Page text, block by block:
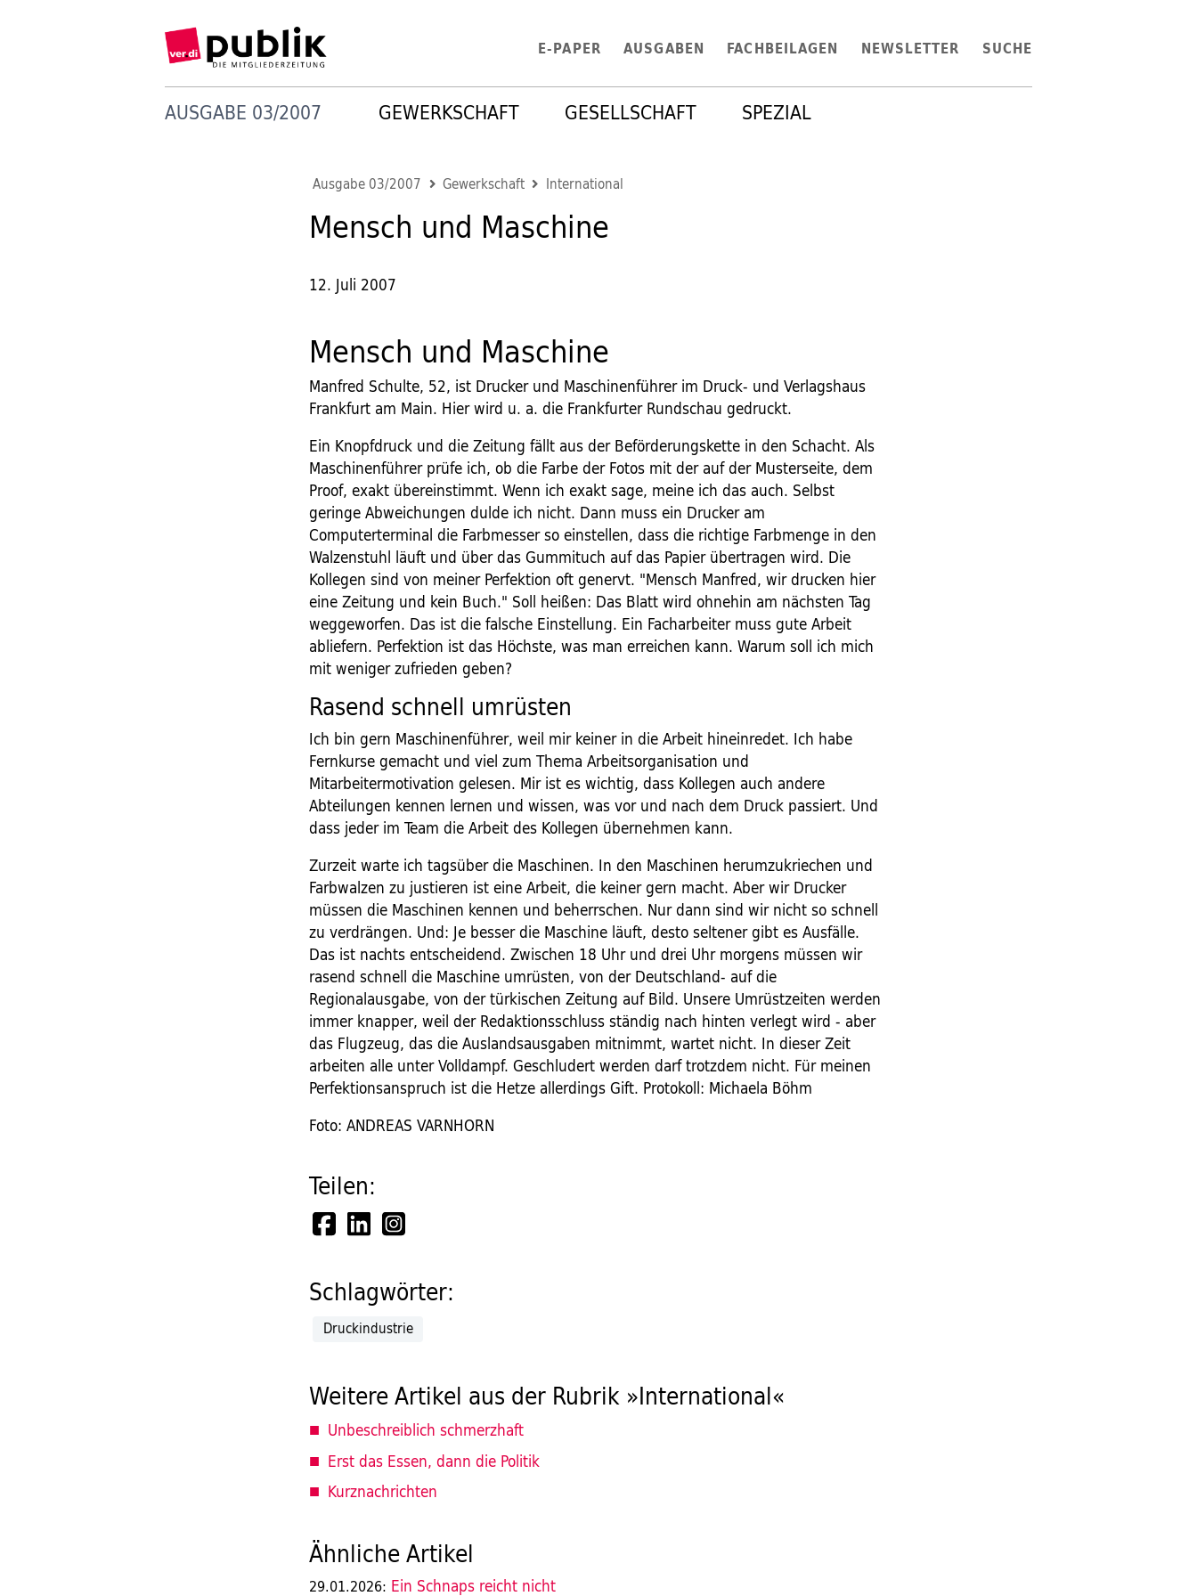
E-PAPER AUSGABEN FACHBEILAGEN NEWSLETTER SUCHE
AUSGABE 03/2007 GEWERKSCHAFT GESELLSCHAFT SPEZIAL
Ausgabe 03/2007 Gewerkschaft International
Mensch und Maschine
12. Juli 2007
Mensch und Maschine
Manfred Schulte, 52, ist Drucker und Maschinenführer im Druck- und Verlagshaus
Frankfurt am Main. Hier wird u. a. die Frankfurter Rundschau gedruckt.
Ein Knopfdruck und die Zeitung fällt aus der Beförderungskette in den Schacht. Als
Maschinenführer prüfe ich, ob die Farbe der Fotos mit der auf der Musterseite, dem
Proof, exakt übereinstimmt. Wenn ich exakt sage, meine ich das auch. Selbst
geringe Abweichungen dulde ich nicht. Dann muss ein Drucker am
Computerterminal die Farbmesser so einstellen, dass die richtige Farbmenge in den
Walzenstuhl läuft und über das Gummituch auf das Papier übertragen wird. Die
Kollegen sind von meiner Perfektion oft genervt. "Mensch Manfred, wir drucken hier
eine Zeitung und kein Buch." Soll heißen: Das Blatt wird ohnehin am nächsten Tag
weggeworfen. Das ist die falsche Einstellung. Ein Facharbeiter muss gute Arbeit
abliefern. Perfektion ist das Höchste, was man erreichen kann. Warum soll ich mich
mit weniger zufrieden geben?
Rasend schnell umrüsten
Ich bin gern Maschinenführer, weil mir keiner in die Arbeit hineinredet. Ich habe
Fernkurse gemacht und viel zum Thema Arbeitsorganisation und
Mitarbeitermotivation gelesen. Mir ist es wichtig, dass Kollegen auch andere
Abteilungen kennen lernen und wissen, was vor und nach dem Druck passiert. Und
dass jeder im Team die Arbeit des Kollegen übernehmen kann.
Zurzeit warte ich tagsüber die Maschinen. In den Maschinen herumzukriechen und
Farbwalzen zu justieren ist eine Arbeit, die keiner gern macht. Aber wir Drucker
müssen die Maschinen kennen und beherrschen. Nur dann sind wir nicht so schnell
zu verdrängen. Und: Je besser die Maschine läuft, desto seltener gibt es Ausfälle.
Das ist nachts entscheidend. Zwischen 18 Uhr und drei Uhr morgens müssen wir
rasend schnell die Maschine umrüsten, von der Deutschland- auf die
Regionalausgabe, von der türkischen Zeitung auf Bild. Unsere Umrüstzeiten werden
immer knapper, weil der Redaktionsschluss ständig nach hinten verlegt wird - aber
das Flugzeug, das die Auslandsausgaben mitnimmt, wartet nicht. In dieser Zeit
arbeiten alle unter Volldampf. Geschludert werden darf trotzdem nicht. Für meinen
Perfektionsanspruch ist die Hetze allerdings Gift. Protokoll: Michaela Böhm
Foto: ANDREAS VARNHORN
Teilen:
Schlagwörter:
Druckindustrie
Weitere Artikel aus der Rubrik »International«
Unbeschreiblich schmerzhaft
Erst das Essen, dann die Politik
Kurznachrichten
Ähnliche Artikel
29.01.2026: Ein Schnaps reicht nicht